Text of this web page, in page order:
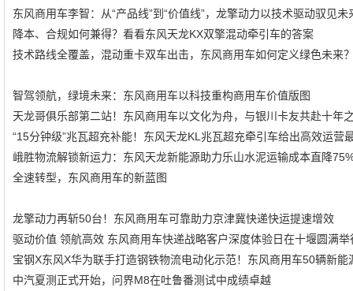
东风商用车李智：从“产品线”到“价值线”，龙擎动力以技术驱动驭见未
降本、合规如何兼得？看看东风天龙KX双擎混动牵引车的答案
技术路线全覆盖，混动重卡双车出击，东风商用车如何定义绿色未来
智驾领航，绿境未来：东风商用车以科技重构商用车价值版图
天龙哥俱乐部第二站！东风商用车以文化为舟，与银川卡友共赴十年
“15分钟级”兆瓦超充补能！东风天龙KL兆瓦超充牵引车给出高效运营
峨胜物流解锁新运力：东风天龙新能源助力乐山水泥运输成本直降
全速转型，东风商用车的新蓝图
龙擎动力再斩50台！东风商用车可靠助力京津冀快递快运提速增效
驱动价值 领航高效 东风商用车快递战略客户深度体验日在十堰圆满举
宝钢X东风X华为联手打造钢铁物流电动化示范！东风商用车50辆新能
中汽夏测正式开始，问界M8在吐鲁番测试中成绩卓越